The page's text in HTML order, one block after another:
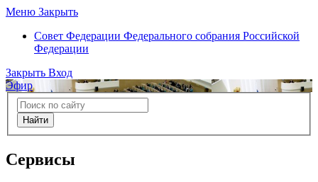
Меню Закрыть
Совет Федерации Федерального собрания Российской
Федерации
Закрыть Вход
Эфир
Найти
Сервисы